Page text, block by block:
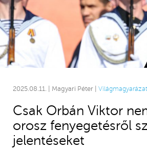
2025.08.11. | Magyari Péter | Világmagyarázat
Csak Orbán Viktor
orosz fenyegetésről
jelentéseket